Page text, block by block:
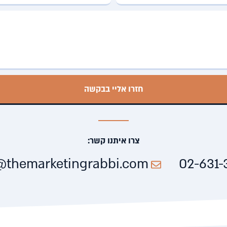
חזרו אליי בבקשה
צרו איתנו קשר:
02-